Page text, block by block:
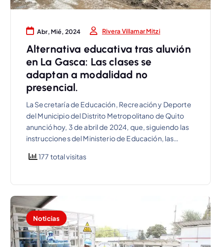
Abr, Mié, 2024 Rivera Villamar Mitzi
Alternativa educativa tras aluvión
en La Gasca: Las clases se
adaptan a modalidad no
presencial.
La Secretaría de Educación, Recreación y Deporte
del Municipio del Distrito Metropolitano de Quito
anunció hoy, 3 de abril de 2024, que, siguiendo las
instrucciones del Ministerio de Educación, las…
177 total visitas
Noticias